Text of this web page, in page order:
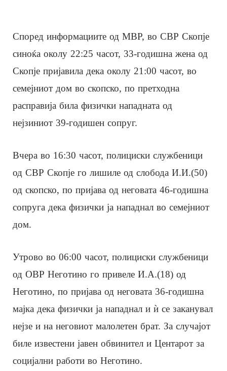
Според информациите од МВР, во СВР Скопје
синоќа околу 22:25 часот, 33-годишна жена од
Скопје пријавила дека околу 21:00 часот, во
семејниот дом во скопско, по претходна
расправија била физички нападната од
нејзиниот 39-годишен сопруг.
Вчера во 16:30 часот, полициски службеници
од СВР Скопје го лишиле од слобода И.И.(50)
од скопско, по пријава од неговата 46-годишна
сопруга дека физички ја нападнал во семејниот
дом.
Утрово во 06:00 часот, полициски службеници
од ОВР Неготино го привеле И.А.(18) од
Неготино, по пријава од неговата 36-годишна
мајка дека физички ја нападнал и ѝ се заканувал
нејзе и на неговиот малолетен брат. За случајот
биле известени јавен обвинител и Центарот за
социјални работи во Неготино.